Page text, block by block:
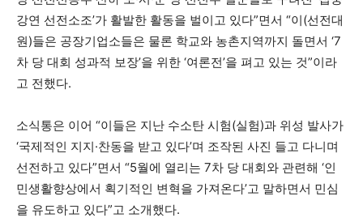
강연 선전소조’가 활발한 활동을 벌이고 있다”면서 “이(선전대
원)들은 공장기업소들은 물론 학교와 농촌지역까지 돌면서 ‘7
차 당 대회 성과적 보장’을 위한 ‘여론전’을 펴고 있는 것”이라
고 전했다.
소식통은 이어 “이들은 지난 수소탄 시험(실험)과 위성 발사가
‘국제적인 지지·찬동을 받고 있다’며 조작된 사진 들고 다니며
선전하고 있다”면서 “5월에 열리는 7차 당 대회와 관련해 ‘인
민생활향상에서 획기적인 변혁을 가져온다’고 말하면서 민심
을 유도하고 있다”고 소개했다.